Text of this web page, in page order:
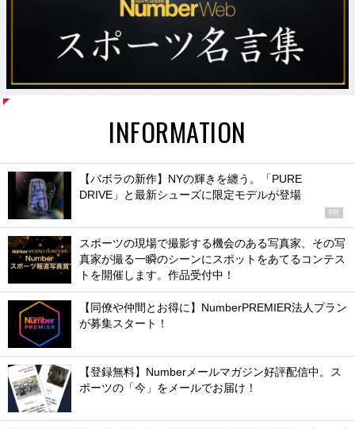
INFORMATION
【バボラの新作】NYの輝きを纏う。「PURE
DRIVE」と最新シューズに限定モデルが登場
PR
スポーツの現場で撮影する機会のある写真家、その写
真家が撮る一瞬のシーンにスポットをあてるコンテス
トを開催します。作品受付中！
【同僚や仲間とお得に】NumberPREMIER法人プラン
が募集スタート！
【登録無料】Numberメールマガジン好評配信中。ス
ポーツの「今」をメールでお届け！